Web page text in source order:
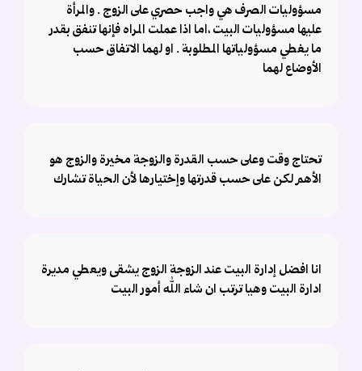
مسؤوليات الصرف هي واجب حصري على الزوج . والمرأة
عليها مسؤوليات البيت ،اما اذا عملت المراه فإنها تنفق بقدر
ما يغطي مسؤولياتها المطلوبة . او لهما الاتفاق حسب
الأوضاع لهما
تحتاج وقت وعلى حسب القدرة والزوجة مخيرة والزوج هو
الأهم لكن على حسب قدرتها وإختيارها لأن الحياة تشارك
انا افضل إدارة البيت عند الزوجة الزوج يشقى ويعطي مديرة
ادارة البيت وهيا ترتب ان شاء الله أمور البيت